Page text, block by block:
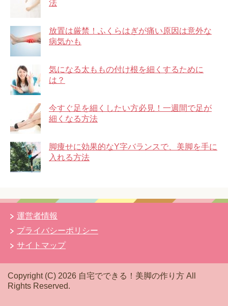
法
放置は厳禁！ふくらはぎが痛い原因は意外な
病気かも
気になる太ももの付け根を細くするために
は？
今すぐ足を細くしたい方必見！一週間で足が
細くなる方法
脚痩せに効果的なY字バランスで、美脚を手に
入れる方法
運営者情報
プライバシーポリシー
サイトマップ
Copyright (C) 2026 自宅でできる！美脚の作り方 All
Rights Reserved.